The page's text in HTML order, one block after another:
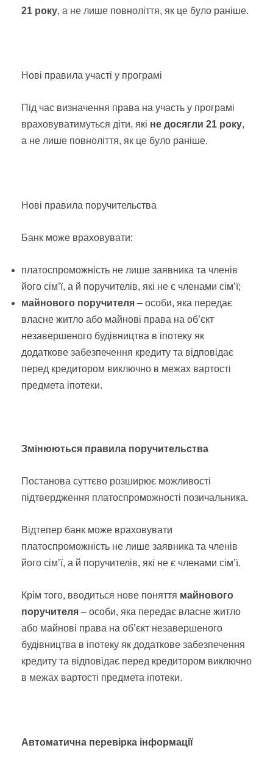
21 року, а не лише повноліття, як це було раніше.
Нові правила участі у програмі
Під час визначення права на участь у програмі
враховуватимуться діти, які не досягли 21 року,
а не лише повноліття, як це було раніше.
Нові правила поручительства
Банк може враховувати:
платоспроможність не лише заявника та членів
його сім’ї, а й поручителів, які не є членами сім’ї;
майнового поручителя – особи, яка передає
власне житло або майнові права на об’єкт
незавершеного будівництва в іпотеку як
додаткове забезпечення кредиту та відповідає
перед кредитором виключно в межах вартості
предмета іпотеки.
Змінюються правила поручительства
Постанова суттєво розширює можливості
підтвердження платоспроможності позичальника.
Відтепер банк може враховувати
платоспроможність не лише заявника та членів
його сім’ї, а й поручителів, які не є членами сім’ї.
Крім того, вводиться нове поняття майнового
поручителя – особи, яка передає власне житло
або майнові права на об’єкт незавершеного
будівництва в іпотеку як додаткове забезпечення
кредиту та відповідає перед кредитором виключно
в межах вартості предмета іпотеки.
Автоматична перевірка інформації